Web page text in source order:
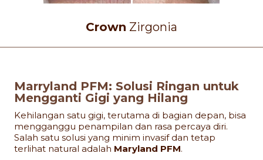
Crown Zirgonia
Marryland PFM: Solusi Ringan untuk
Mengganti Gigi yang Hilang
Kehilangan satu gigi, terutama di bagian depan, bisa
mengganggu penampilan dan rasa percaya diri.
Salah satu solusi yang minim invasif dan tetap
terlihat natural adalah Maryland PFM.